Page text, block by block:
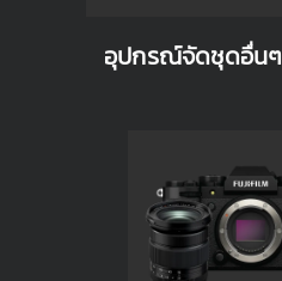
อุปกรณ์จัดชุดอื่นๆ